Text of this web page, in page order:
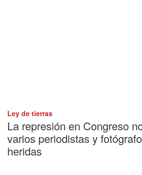
Ley de tierras
La represión en Congreso
varios periodistas y
heridas